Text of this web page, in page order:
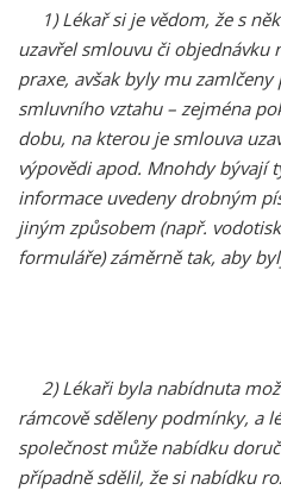
1) Lékař si je vědom, že s
uzavřel smlouvu či objednávku
praxe, avšak byly mu
smluvního vztahu – zejména
dobu, na kterou je smlouva
výpovědi apod. Mnohdy bývají
informace uvedeny drobným
jiným způsobem (např.
formuláře) záměrně tak, aby
2) Lékaři byla nabídnuta
rámcově sděleny podmínky, a
společnost může nabídku
případně sdělil, že si nabídku